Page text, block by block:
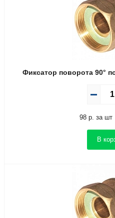
Фиксатор поворота 90°
98 р. за шт
В